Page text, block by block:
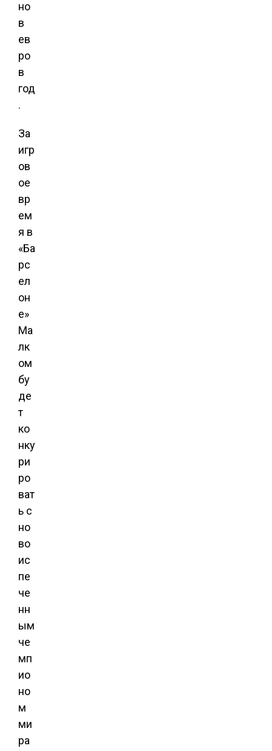
но
в
ев
ро
в
год
.
За
игр
ов
ое
вр
ем
я в
«Ба
рс
ел
он
е»
Ма
лк
ом
бу
де
т
ко
нку
ри
ро
ват
ь с
но
во
ис
пе
че
нн
ым
че
мп
ио
но
м
ми
ра